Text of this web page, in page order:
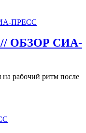
// ОБЗОР СИА-
на рабочий ритм после